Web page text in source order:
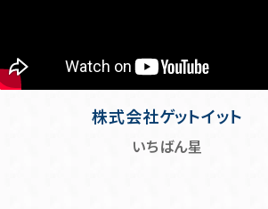
株式会社ゲットイット
いちばん星